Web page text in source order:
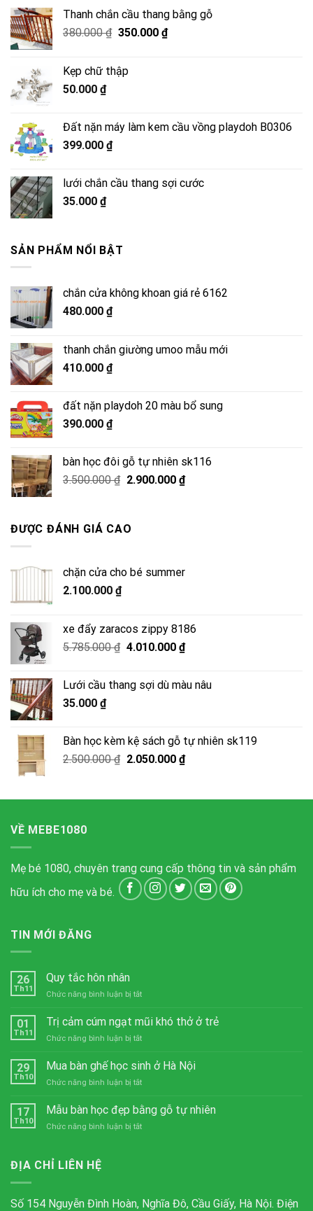
Thanh chắn cầu thang bằng gỗ
380.000₫ Giá
380.000 ₫.
350.000 ₫Giá
Kẹp chữ thập
50.000 ₫
Đất nặn máy làm kem cầu vồng playdoh B0306
399.000 ₫
lưới chắn cầu thang sợi cước
35.000 ₫
SẢN PHẨM NỔI BẬT
chắn cửa không khoan giá rẻ 6162
480.000 ₫
thanh chắn giường umoo mẫu mới
410.000 ₫
đất nặn playdoh 20 màu bổ sung
390.000 ₫
bàn học đôi gỗ tự nhiên sk116
3.500.000₫ Giá
3.500.000 ₫.
2.900.000 ₫Giá
ĐƯỢC ĐÁNH GIÁ CAO
chặn cửa cho bé summer
2.100.000 ₫
xe đẩy zaracos zippy 8186
5.785.000₫ Giá
5.785.000 ₫.
4.010.000 ₫Giá
là:
Lưới cầu thang sợi dù màu nâu
35.000 ₫
Bàn học kèm kệ sách gỗ tự nhiên sk119
2.500.000₫ Giá
2.500.000 ₫.
2.050.000 ₫Giá
là:
VỀ MEBE1080
Mẹ bé 1080, chuyên trang cung cấp thông tin và sản phẩm
hữu ích cho mẹ và bé.
TIN MỚI ĐĂNG
26
Th11
Quy tắc hôn nhân
Chức năng bình luận bị tắtở
tắc
nhân
01
Th11
Trị cảm cúm ngạt mũi khó thở ở trẻ
Chức năng bình luận bị tắtở
cảm
ngạt
khó
29
Th10
Mua bàn ghế học sinh ở Hà Nội
Chức năng bình luận bị tắtở
bàn
ghế
học
17
Th10
Mẫu bàn học đẹp bằng gỗ tự nhiên
Chức năng bình luận bị tắtở
gỗ
ĐỊA CHỈ LIÊN HỆ
Số 154 Nguyễn Đình Hoàn, Nghĩa Đô, Cầu Giấy, Hà Nội. Điện